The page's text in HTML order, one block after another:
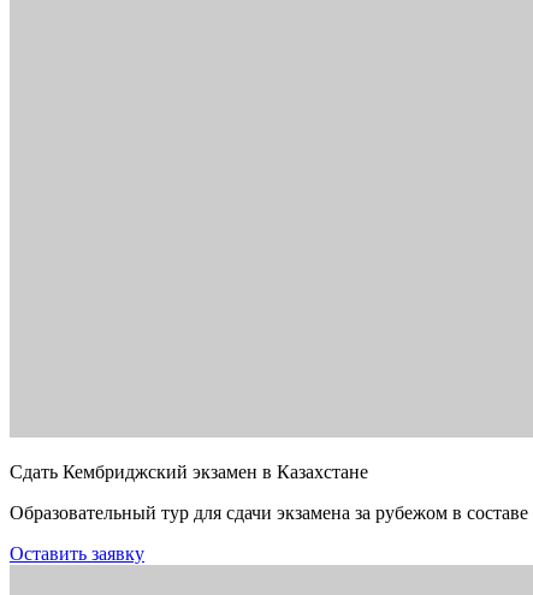
Сдать Кембриджский экзамен в Казахстане
Образовательный тур для сдачи экзамена за рубежом в
Оставить заявку